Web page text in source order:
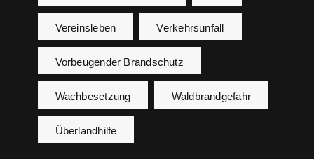
Vereinsleben Verkehrsunfall
Vorbeugender Brandschutz
Wachbesetzung Waldbrandgefahr
Überlandhilfe